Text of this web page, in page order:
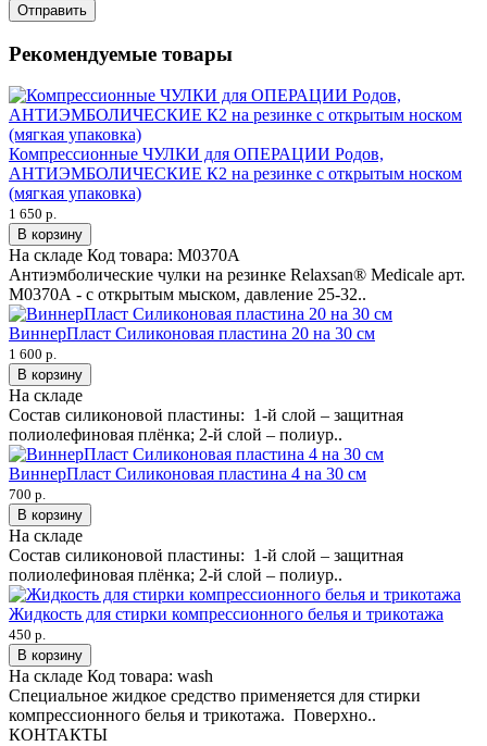
Отправить
Рекомендуемые товары
Компрессионные ЧУЛКИ для ОПЕРАЦИИ Родов,
АНТИЭМБОЛИЧЕСКИЕ К2 на резинке с открытым носком
(мягкая упаковка)
1 650 р.
В корзину
На складе Код товара: М0370А
Антиэмболические чулки на резинке Relaxsan® Medicale арт.
M0370А - с открытым мыском, давление 25-32..
ВиннерПласт Силиконовая пластина 20 на 30 см
1 600 р.
В корзину
На складе
Состав силиконовой пластины: 1-й слой – защитная
полиолефиновая плёнка; 2-й слой – полиур..
ВиннерПласт Силиконовая пластина 4 на 30 см
700 р.
В корзину
На складе
Состав силиконовой пластины: 1-й слой – защитная
полиолефиновая плёнка; 2-й слой – полиур..
Жидкость для стирки компрессионного белья и трикотажа
450 р.
В корзину
На складе Код товара: wash
Специальное жидкое средство применяется для стирки
компрессионного белья и трикотажа. Поверхно..
КОНТАКТЫ